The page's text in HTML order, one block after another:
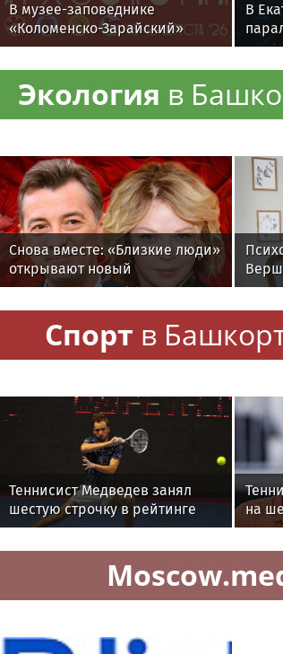
В музее-заповеднике
«Коломенско-Зарайский»
пройдут «Открытые дни
археологии»
В
Экология в
Снова вместе: «Близкие люди»
открывают новый
театральный сезон
Спорт в
Теннисист Медведев занял
шестую строчку в рейтинге
ATP
на
ATP